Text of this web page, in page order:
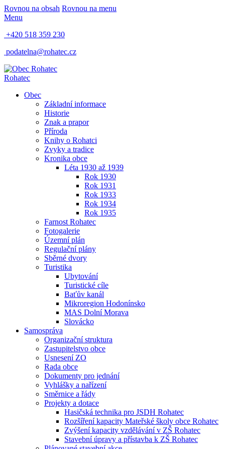
Rovnou na obsah Rovnou na menu
Menu
+420 518 359 230
podatelna@rohatec.cz
Rohatec
Obec
Základní informace
Historie
Znak a prapor
Příroda
Knihy o Rohatci
Zvyky a tradice
Kronika obce
Léta 1930 až 1939
Rok 1930
Rok 1931
Rok 1933
Rok 1934
Rok 1935
Farnost Rohatec
Fotogalerie
Územní plán
Regulační plány
Sběrné dvory
Turistika
Ubytování
Turistické cíle
Baťův kanál
Mikroregion Hodonínsko
MAS Dolní Morava
Slovácko
Samospráva
Organizační struktura
Zastupitelstvo obce
Usnesení ZO
Rada obce
Dokumenty pro jednání
Vyhlášky a nařízení
Směrnice a řády
Projekty a dotace
Hasičská technika pro JSDH Rohatec
Rozšíření kapacity Mateřské školy obce Rohatec
Zvýšení kapacity vzdělávání v ZŠ Rohatec
Stavební úpravy a přístavba k ZŠ Rohatec